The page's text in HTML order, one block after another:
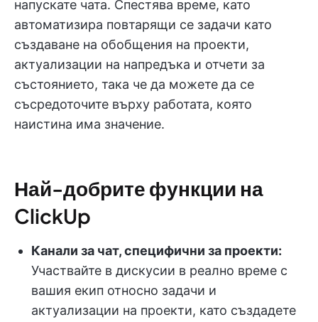
напускате чата. Спестява време, като
автоматизира повтарящи се задачи като
създаване на обобщения на проекти,
актуализации на напредъка и отчети за
състоянието, така че да можете да се
съсредоточите върху работата, която
наистина има значение.
Най-добрите функции на
ClickUp
Канали за чат, специфични за проекти:
Участвайте в дискусии в реално време с
вашия екип относно задачи и
актуализации на проекти, като създадете